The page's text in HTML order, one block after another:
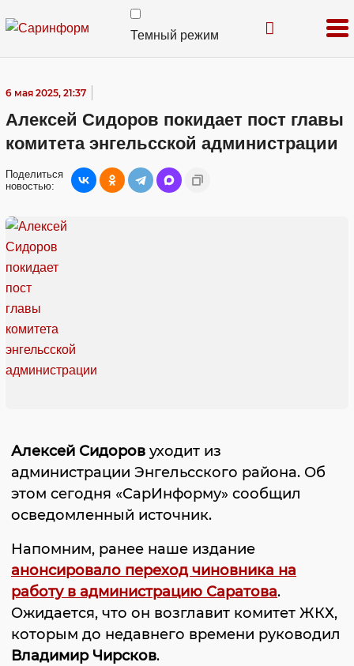
Темный режим
6 мая 2025, 21:37
Алексей Сидоров покидает пост главы
комитета энгельсской администрации
Поделиться
новостью:
Алексей Сидоров уходит из
администрации Энгельсского района. Об
этом сегодня «СарИнформу» сообщил
осведомленный источник.
Напомним, ранее наше издание
анонсировало переход чиновника на
работу в администрацию Саратова.
Ожидается, что он возглавит комитет ЖКХ,
которым до недавнего времени руководил
Владимир Чирсков.